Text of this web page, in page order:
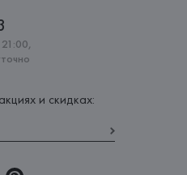
и скидках: